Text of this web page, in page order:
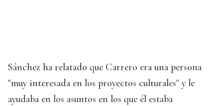
Sánchez ha relatado que Carrero era una persona
"muy interesada en los proyectos culturales" y le
ayudaba en los asuntos en los que él estaba